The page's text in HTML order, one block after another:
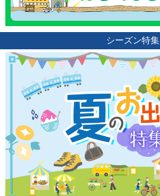
シーズン特集